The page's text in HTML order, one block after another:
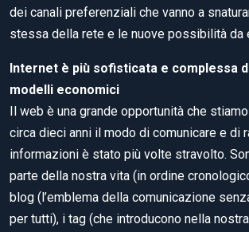
dei canali preferenziali che vanno a
stessa della rete e le nuove possibilità da
Internet è più sofisticata e complessa
modelli economici
Il web è una grande opportunità che
circa dieci anni il modo di comunicare e di
informazioni è stato più volte stravolto.
parte della nostra vita (in ordine
blog (l’emblema della comunicazione
per tutti), i tag (che introducono nella